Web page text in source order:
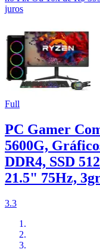
juros
Full
PC Gamer
5600G,
DDR4, SSD
21.5" 75Hz,
3.3